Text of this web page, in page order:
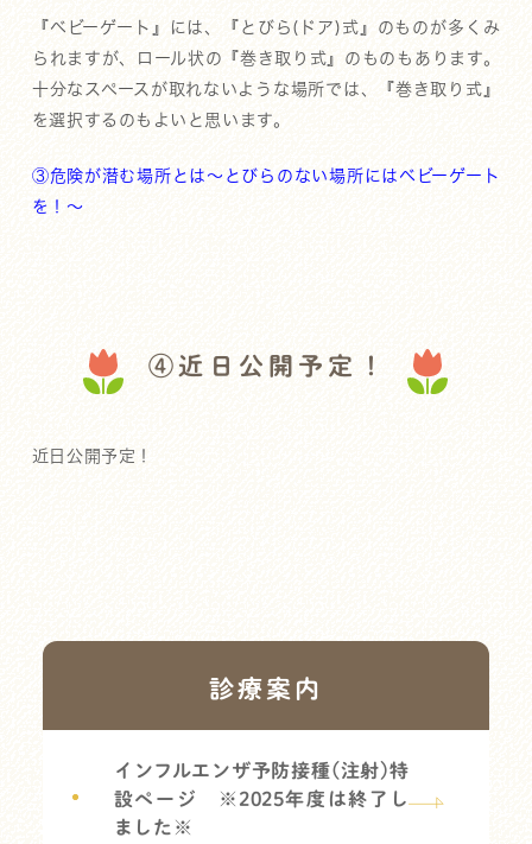
『ベビーゲート』には、『とびら(ドア)式』のものが多くみ
られますが、ロール状の『巻き取り式』のものもあります。
十分なスペースが取れないような場所では、『巻き取り式』
を選択するのもよいと思います。
③危険が潜む場所とは～とびらのない場所にはベビーゲート
を！～
④近日公開予定！
近日公開予定！
診療案内
インフルエンザ予防接種(注射)特
設ページ ※2025年度は終了し
ました※